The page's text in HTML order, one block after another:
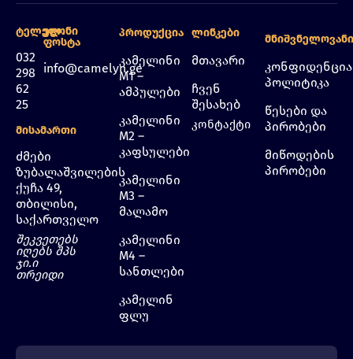
Ტელეფონი
032
298
62
25
Ელ.
Ფოსტა
info@camelyn.ge
Მისამართი
ძმები
ზუბალაშვილების
ქუჩა 49,
თბილისი,
საქართველო
შეკვეთებს
იღებს შპს
ჯი.ი
თრეიდი
Პროდუქცია
კამელინი
M1 –
ამპულები
კამელინი
M2 –
კაფსულები
კამელინი
M3 –
მალამო
კამელინი
M4 –
სანთლები
კამელინ
ფლუ
Ლინკები
მთავარი
ჩვენ
შესახებ
კონტაქტი
Მნიშვნელოვანი
პოლიტიკა
წესები და
პირობები
მიწოდების
პირობები